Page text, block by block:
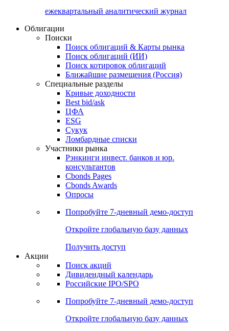
ежеквартальный аналитический журнал
Облигации
Поиски
Поиск облигаций & Карты рынка
Поиск облигаций (ИИ)
Поиск котировок облигаций
Ближайшие размещения (Россия)
Специальные разделы
Кривые доходности
Best bid/ask
ЦФА
ESG
Сукук
Ломбардные списки
Участники рынка
Рэнкинги инвест. банков и юр.
консультантов
Cbonds Pages
Cbonds Awards
Опросы
Попробуйте 7-дневный демо-доступ
Откройте глобальную базу данных
Получить доступ
Акции
Поиск акций
Дивидендный календарь
Российские IPO/SPO
Попробуйте 7-дневный демо-доступ
Откройте глобальную базу данных